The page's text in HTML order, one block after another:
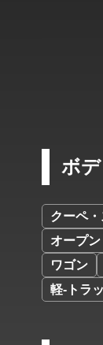
ボ
クーペ
オープ
ワゴン
軽-トラ